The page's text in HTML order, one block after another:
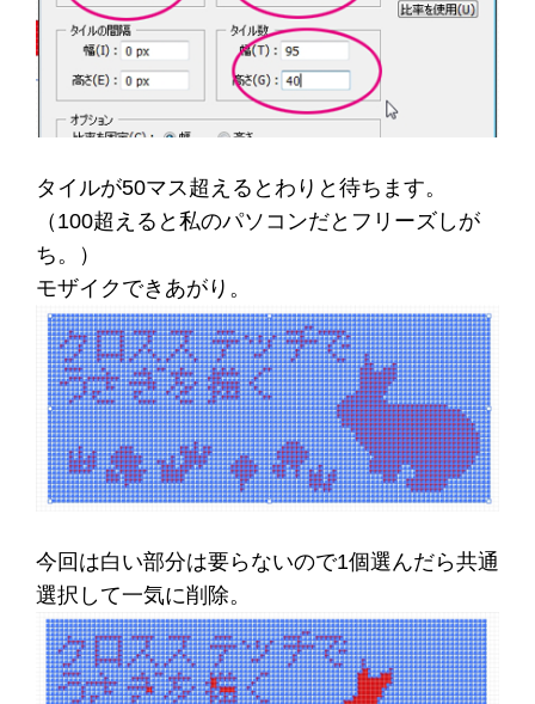
タイルが50マス超えるとわりと待ちます。
（100超えると私のパソコンだとフリーズしが
ち。）
モザイクできあがり。
今回は白い部分は要らないので1個選んだら共通
選択して一気に削除。